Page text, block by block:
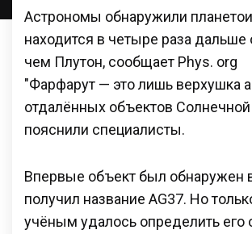
Астрономы обнаружили
находится в четыре раза дальше
чем Плутон, сообщает Phys. org
"Фарфарут — это лишь верхушка
отдалённых объектов
пояснили специалисты.
Впервые объект был обнаружен
получил название AG37. Но
учёным удалось определить его